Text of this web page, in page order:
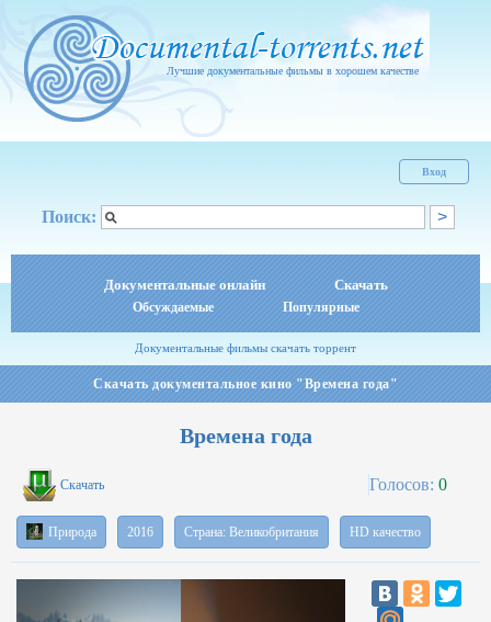
Лучшие документальные фильмы в хорошем качестве
Вход
Поиск:
Документальные онлайн Скачать
Обсуждаемые Популярные
Документальные фильмы скачать торрент
Скачать документальное кино "Времена года"
Времена года
Скачать Голосов: 0
Природа 2016 Страна: Великобритания HD качество